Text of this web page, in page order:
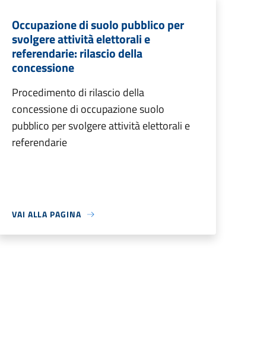
Occupazione di suolo pubblico per
svolgere attività elettorali e
referendarie: rilascio della
concessione
Procedimento di rilascio della
concessione di occupazione suolo
pubblico per svolgere attività elettorali e
referendarie
VAI ALLA PAGINA